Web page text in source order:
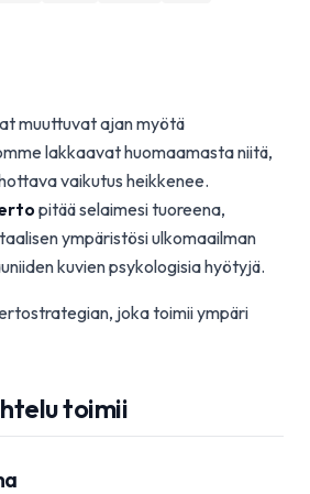
muuttuvat ajan myötä
lakkaavat huomaamasta niitä,
vaikutus heikkenee.
pitää selaimesi tuoreena,
ympäristösi ulkomaailman
kuvien psykologisia hyötyjä.
joka toimii ympäri
toimii